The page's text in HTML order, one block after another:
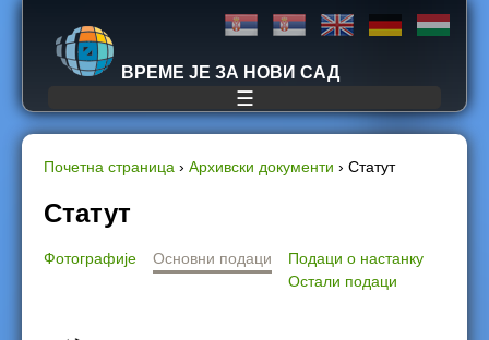
Jump to navigation
ВРЕМЕ ЈЕ ЗА НОВИ САД
☰
Y
o
Почетна страница › Архивски документи › Статут
Статут
Фотографије Основни подаци
Подаци о настанку
Остали подаци